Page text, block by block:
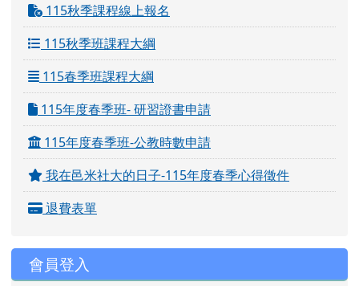
115秋季課程線上報名
115秋季班課程大綱
115春季班課程大綱
115年度春季班- 研習證書申請
115年度春季班-公教時數申請
我在邑米社大的日子-115年度春季心得徵件
退費表單
會員登入